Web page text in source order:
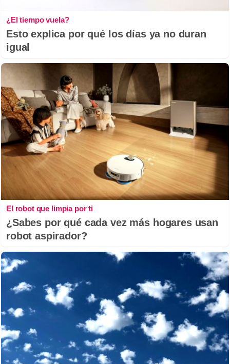
¿El tiempo vuela?
Esto explica por qué los días ya no duran
igual
El robot que limpia por ti
¿Sabes por qué cada vez más hogares usan
robot aspirador?